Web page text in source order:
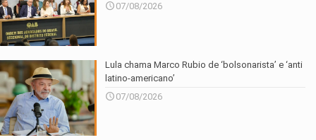
07/08/2026
Lula chama Marco Rubio de ‘bolsonarista’ e ‘anti
latino-americano’
07/08/2026